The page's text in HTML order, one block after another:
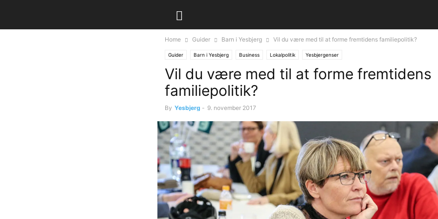
Home Guider Barn i Yesbjerg Vil du være med til at forme fremtidens familiepolitik?
Guider Barn i Yesbjerg Business Lokalpolitik Yesbjergenser
Vil du være med til at forme fremtidens
familiepolitik?
By Yesbjerg - 9. november 2017